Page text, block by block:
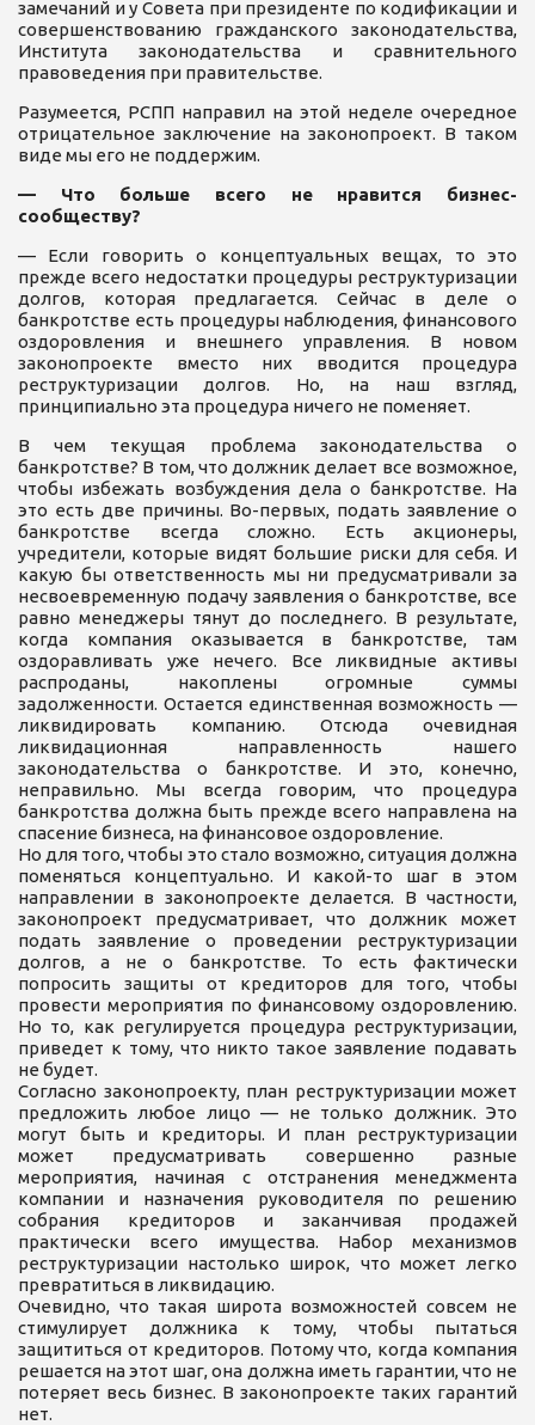
замечаний и у Совета при президенте по кодификации и
совершенствованию гражданского законодательства,
Института законодательства и сравнительного
правоведения при правительстве.
Разумеется, РСПП направил на этой неделе очередное
отрицательное заключение на законопроект. В таком
виде мы его не поддержим.
— Что больше всего не нравится бизнес-
сообществу?
— Если говорить о концептуальных вещах, то это
прежде всего недостатки процедуры реструктуризации
долгов, которая предлагается. Сейчас в деле о
банкротстве есть процедуры наблюдения, финансового
оздоровления и внешнего управления. В новом
законопроекте вместо них вводится процедура
реструктуризации долгов. Но, на наш взгляд,
принципиально эта процедура ничего не поменяет.
В чем текущая проблема законодательства о
банкротстве? В том, что должник делает все возможное,
чтобы избежать возбуждения дела о банкротстве. На
это есть две причины. Во-первых, подать заявление о
банкротстве всегда сложно. Есть акционеры,
учредители, которые видят большие риски для себя. И
какую бы ответственность мы ни предусматривали за
несвоевременную подачу заявления о банкротстве, все
равно менеджеры тянут до последнего. В результате,
когда компания оказывается в банкротстве, там
оздоравливать уже нечего. Все ликвидные активы
распроданы, накоплены огромные суммы
задолженности. Остается единственная возможность —
ликвидировать компанию. Отсюда очевидная
ликвидационная направленность нашего
законодательства о банкротстве. И это, конечно,
неправильно. Мы всегда говорим, что процедура
банкротства должна быть прежде всего направлена на
спасение бизнеса, на финансовое оздоровление.
Но для того, чтобы это стало возможно, ситуация должна
поменяться концептуально. И какой-то шаг в этом
направлении в законопроекте делается. В частности,
законопроект предусматривает, что должник может
подать заявление о проведении реструктуризации
долгов, а не о банкротстве. То есть фактически
попросить защиты от кредиторов для того, чтобы
провести мероприятия по финансовому оздоровлению.
Но то, как регулируется процедура реструктуризации,
приведет к тому, что никто такое заявление подавать
не будет.
Согласно законопроекту, план реструктуризации может
предложить любое лицо — не только должник. Это
могут быть и кредиторы. И план реструктуризации
может предусматривать совершенно разные
мероприятия, начиная с отстранения менеджмента
компании и назначения руководителя по решению
собрания кредиторов и заканчивая продажей
практически всего имущества. Набор механизмов
реструктуризации настолько широк, что может легко
превратиться в ликвидацию.
Очевидно, что такая широта возможностей совсем не
стимулирует должника к тому, чтобы пытаться
защититься от кредиторов. Потому что, когда компания
решается на этот шаг, она должна иметь гарантии, что не
потеряет весь бизнес. В законопроекте таких гарантий
нет.